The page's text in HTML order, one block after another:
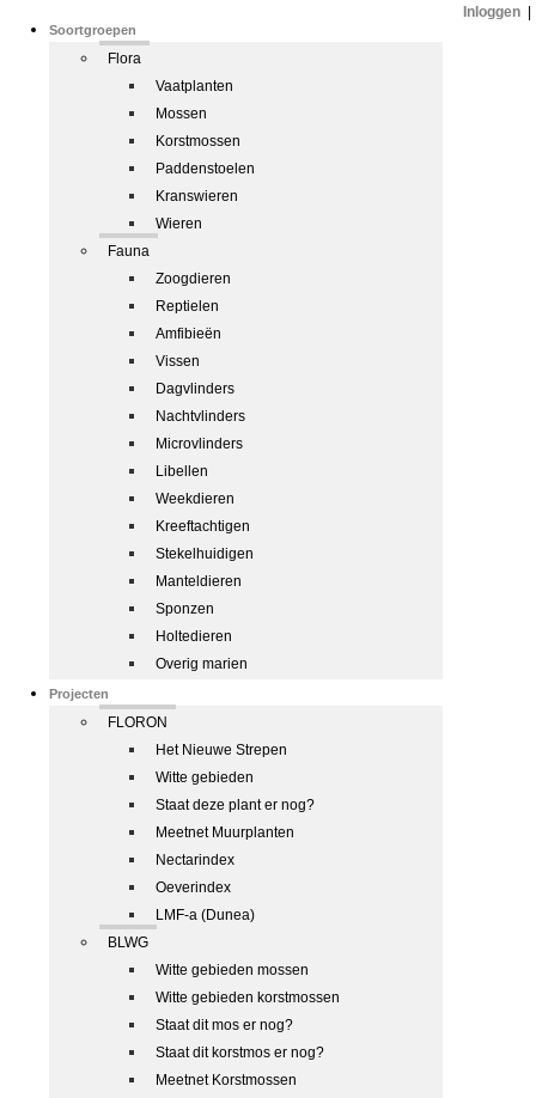
Soortgroepen
Flora
Vaatplanten
Mossen
Korstmossen
Paddenstoelen
Kranswieren
Wieren
Fauna
Zoogdieren
Reptielen
Amfibieën
Vissen
Dagvlinders
Nachtvlinders
Microvlinders
Libellen
Weekdieren
Kreeftachtigen
Stekelhuidigen
Manteldieren
Sponzen
Holtedieren
Overig marien
Projecten
FLORON
Het Nieuwe Strepen
Witte gebieden
Staat deze plant er nog?
Meetnet Muurplanten
Nectarindex
Oeverindex
LMF-a (Dunea)
BLWG
Witte gebieden mossen
Witte gebieden korstmossen
Staat dit mos er nog?
Staat dit korstmos er nog?
Meetnet Korstmossen
Inloggen